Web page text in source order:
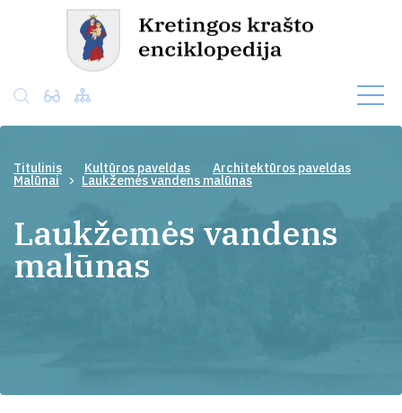
Titulinis Kultūros paveldas Architektūros paveldas
Malūnai Laukžemės vandens malūnas
Laukžemės vandens
malūnas